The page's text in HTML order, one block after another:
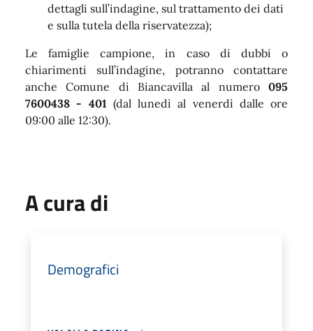
dettagli sull’indagine, sul trattamento dei dati
e sulla tutela della riservatezza);
Le famiglie campione, in caso di dubbi o
chiarimenti sull’indagine, potranno contattare
anche Comune di Biancavilla al numero 095
7600438 - 401 (dal lunedì al venerdì dalle ore
09:00 alle 12:30).
A cura di
Demografici